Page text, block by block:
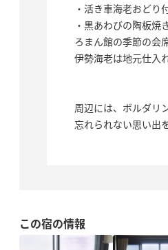
・活き車海老おどり
・黒あわびの陶板焼
ろまん館の季節の会
伊勢海老は地元仕入
周辺には、ボルダリ
忘れられない思い出
この宿の情報